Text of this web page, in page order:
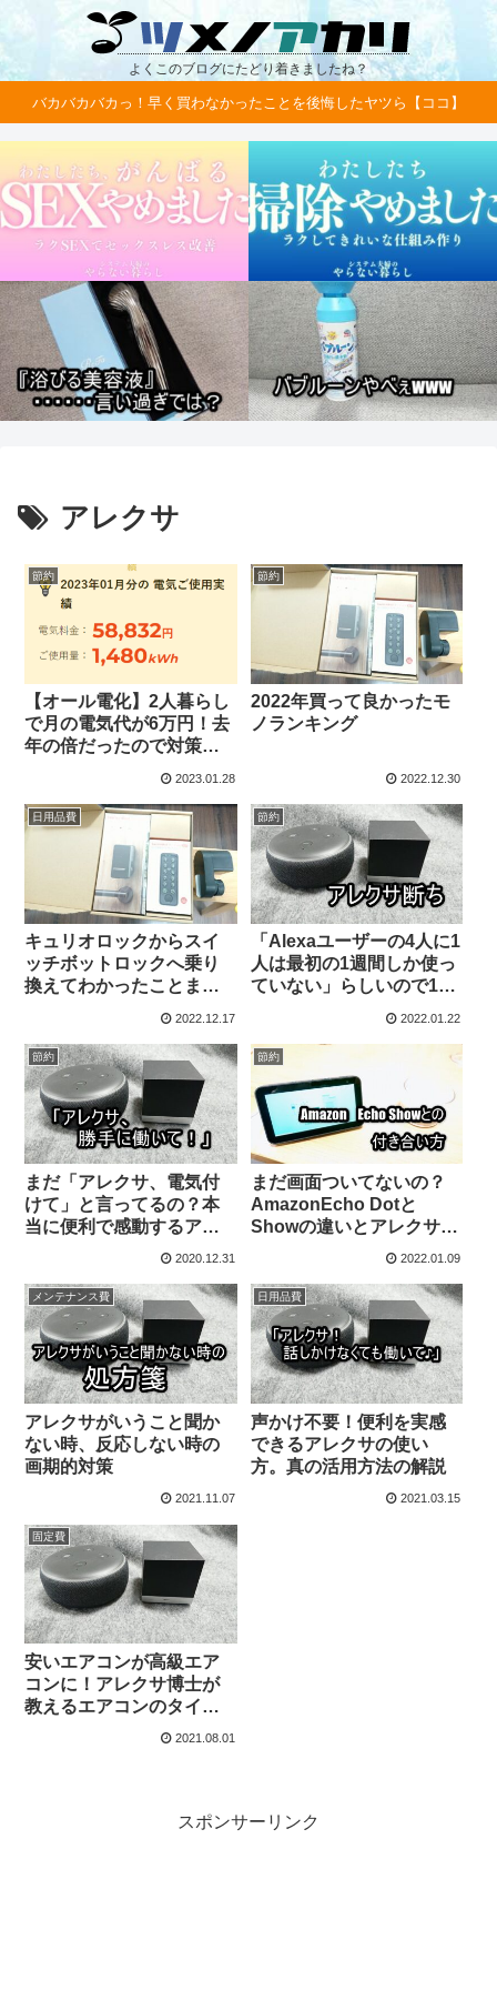
よくこのブログにたどり着きましたね？
バカバカバカっ！早く買わなかったことを後悔したヤツら【ココ】
アレクサ
節約
【オール電化】2人暮らし
で月の電気代が6万円！去
年の倍だったので対策し
2023.01.28
節約
2022年買って良かったモ
ノランキング
2022.12.30
日用品費
キュリオロックからスイ
ッチボットロックへ乗り
換えてわかったことまと
2022.12.17
節約
「Alexaユーザーの4人に1
人は最初の1週間しか使っ
ていない」らしいので1週
2022.01.22
節約
まだ「アレクサ、電気付
けて」と言ってるの？本
当に便利で感動するアレ
クサ活用方法を教える
2020.12.31
節約
まだ画面ついてないの？
AmazonEcho Dotと
Showの違いとアレクサと
2022.01.09
メンテナンス費
アレクサがいうこと聞か
ない時、反応しない時の
画期的対策
2021.11.07
日用品費
声かけ不要！便利を実感
できるアレクサの使い
方。真の活用方法の解説
2021.03.15
固定費
安いエアコンが高級エア
コンに！アレクサ博士が
教えるエアコンのタイマ
ー機能を超絶強化する方
2021.08.01
スポンサーリンク